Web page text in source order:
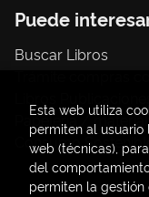
Puede
Buscar Libros
Papelería /
Consumo
Esta web utiliza
permiten al usuario
web (técnicas),
del
permiten la